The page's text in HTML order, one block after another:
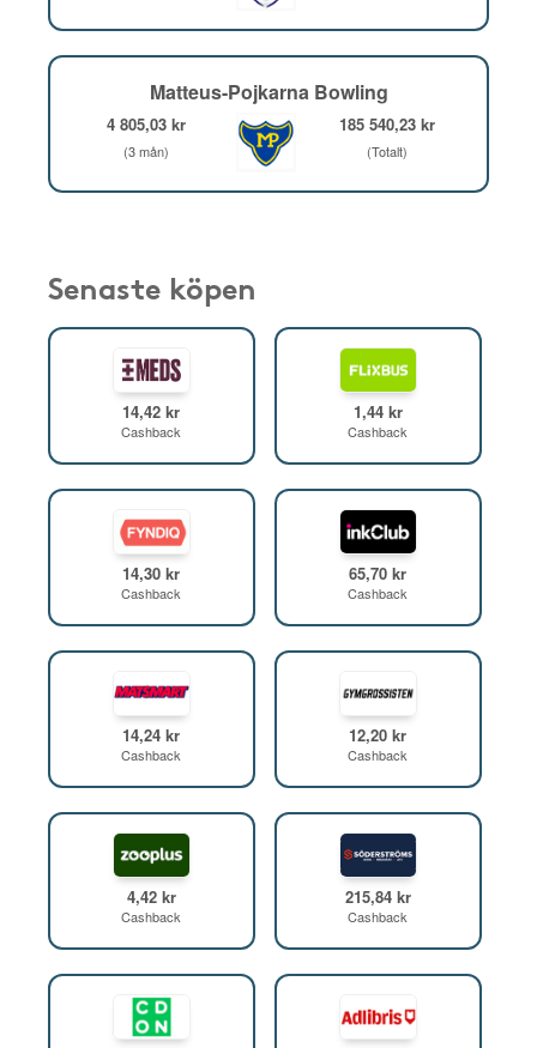
Matteus-Pojkarna Bowling
4 805,03 kr
(3 mån)
185 540,23 kr
(Totalt)
Senaste köpen
14,42 kr
Cashback
1,44 kr
Cashback
14,30 kr
Cashback
65,70 kr
Cashback
14,24 kr
Cashback
12,20 kr
Cashback
4,42 kr
Cashback
215,84 kr
Cashback